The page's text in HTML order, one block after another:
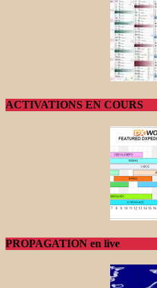
ACTIVATIONS EN COURS
PROPAGATION en live